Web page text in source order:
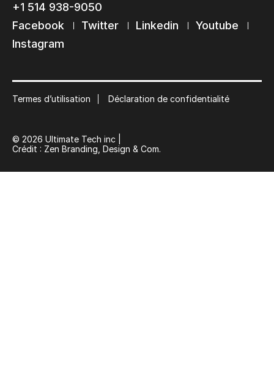
+1 514 938-9050
Facebook
Twitter Linkedin
Youtube
Instagram
Termes d’utilisation Déclaration de confidentialité
© 2026 Ultimate Tech inc |
Crédit : Zen Branding, Design & Com.
Restons en contact
Abonnez-vous à notre liste de diffusion